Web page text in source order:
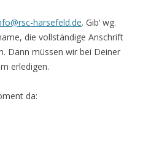
harsefeld.de. Gib‘ wg.
die vollständige Anschrift
Dann müssen wir bei Deiner
erledigen.
da: